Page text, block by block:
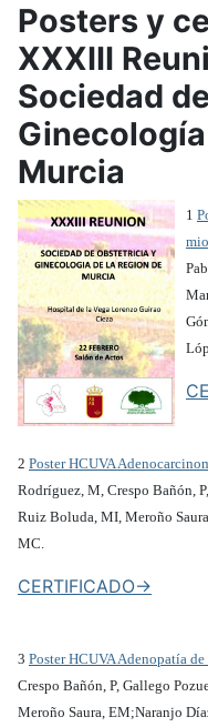
Posters y
XXXIII
Sociedad
Murcia
1
2 Poster HCUVA
Rodríguez, M, Crespo Bañón,
Ruiz Boluda, MI, Meroño
MC.
CERTIFICADO->
3 Poster HCUVA Adenopatía
Crespo Bañón, P, Gallego
Meroño Saura, EM;Naranjo